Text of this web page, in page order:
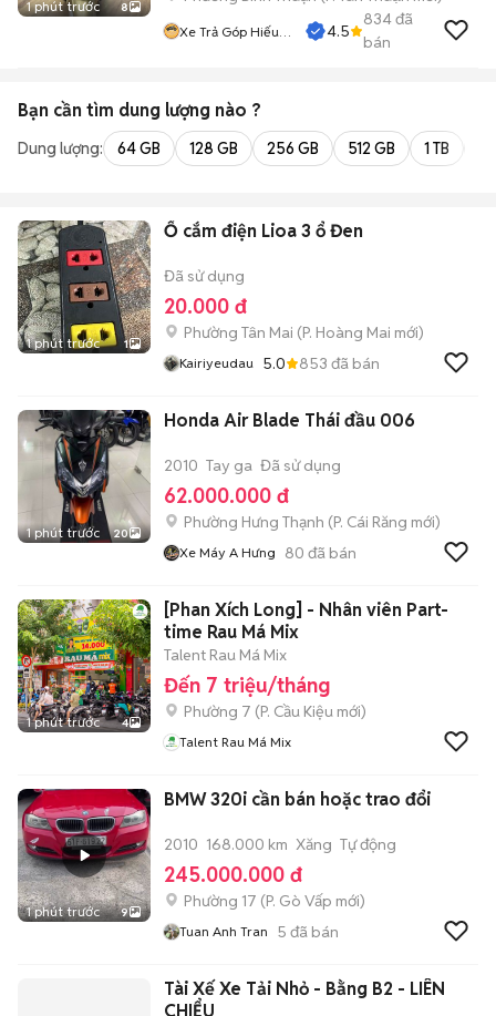
1 phút trước 8
Xe Trả Góp Hiếu
4.5
834đã
bán
Bạn cần tìm dung lượng nào ?
Dung lượng: 64 GB 128 GB 256 GB 512 GB 1 TB
1 phút trước 1
Ổ cắm điện Lioa 3 ổ Đen
Đã sử dụng
20.000 đ
Phường Tân Mai (P. Hoàng Mai mới)
Kairiyeudau 5.0 853 đã bán
1 phút trước 20
Honda Air Blade Thái đầu 006
2010 Tay ga Đã sử dụng
62.000.000 đ
Phường Hưng Thạnh (P. Cái Răng mới)
Xe Máy A Hưng 80 đã bán
1 phút trước 4
[Phan Xích Long] - Nhân viên Part-
time Rau Má Mix
Talent Rau Má Mix
Đến 7 triệu/tháng
Phường 7 (P. Cầu Kiệu mới)
Talent Rau Má Mix
1 phút trước 9
BMW 320i cần bán hoặc trao đổi
2010 168.000 km Xăng Tự động
245.000.000 đ
Phường 17 (P. Gò Vấp mới)
Tuan Anh Tran 5 đã bán
Tài Xế Xe Tải Nhỏ - Bằng B2 - LIÊN
CHIỂU